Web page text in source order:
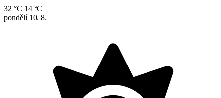
32 °C 14 °C
pondělí 10. 8.